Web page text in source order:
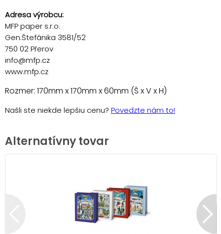
Adresa výrobcu:
MFP paper s.r.o.
Gen.Štefánika 3581/52
750 02 Přerov
info@mfp.cz
www.mfp.cz
Rozmer: 170mm x 170mm x 60mm (Š x V x H)
Našli ste niekde lepšiu cenu? Povedzte nám to!
Alternatívny tovar